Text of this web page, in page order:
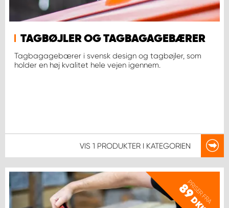
TAGBØJLER OG TAGBAGAGEBÆRER
Tagbagagebærer i svensk design og tagbøjler, som
holder en høj kvalitet hele vejen igennem.
VIS 1 PRODUKTER I KATEGORIEN
PRISER FRA
89